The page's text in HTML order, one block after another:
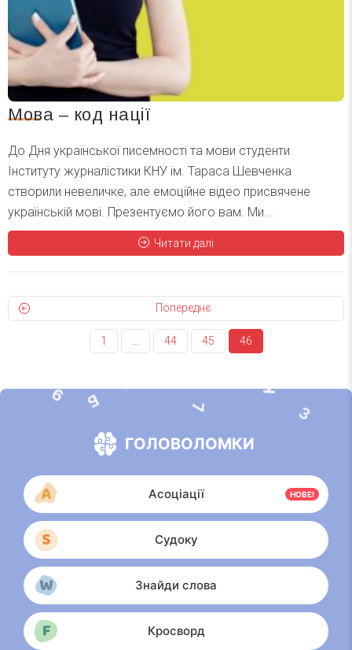
Мова – код нації
До Дня української писемності та мови студенти
Інституту журналістики КНУ ім. Тараса Шевченка
створили невеличке, але емоційне відео присвячене
українській мові. Презентуємо його вам. Ми...
Читати далі
Попереднє
1 44 45 46
9
7
К
3
Б
ГОЛОВОЛОМКИ
Асоціації НОВЕ!
Судоку
Знайди слова
Кросворд